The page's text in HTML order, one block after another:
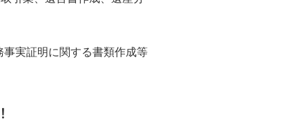
実証明に関する書類作成等